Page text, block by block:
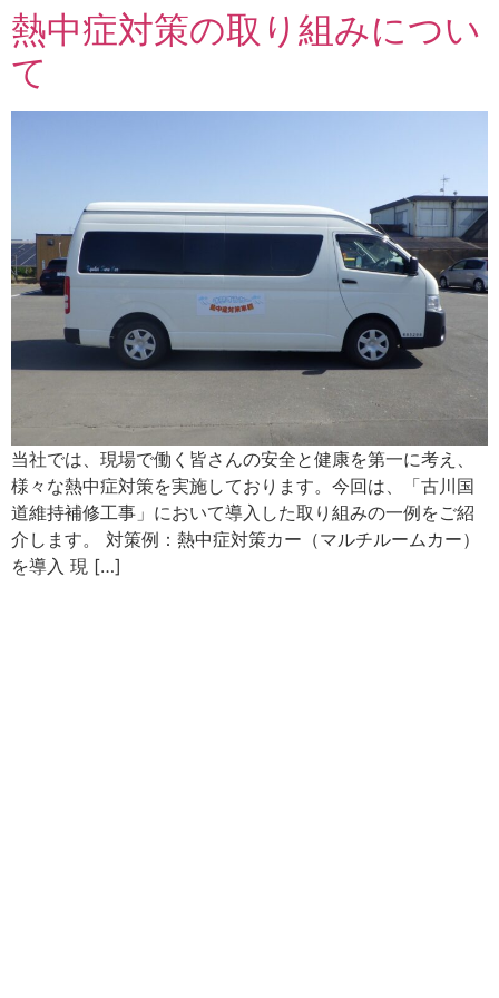
熱中症対策の取り組みについ
て
当社では、現場で働く皆さんの安全と健康を第一に考え、
様々な熱中症対策を実施しております。今回は、「古川国
道維持補修工事」において導入した取り組みの一例をご紹
介します。 対策例：熱中症対策カー（マルチルームカー）
を導入 現 […]